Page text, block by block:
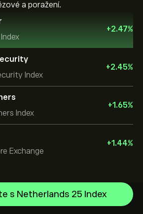
a poražení.
+2.47%
Index
+2.45%
Index
+1.65%
Exchange
+1.44%
s Netherlands 25 Index